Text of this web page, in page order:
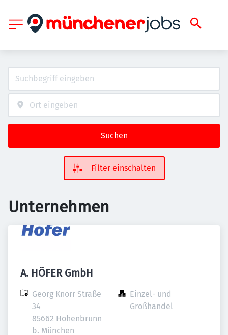
Suchen
Filter einschalten
Unternehmen
A. HÖFER GmbH
Georg Knorr Straße
34
85662 Hohenbrunn
b. München
Einzel- und
Großhandel